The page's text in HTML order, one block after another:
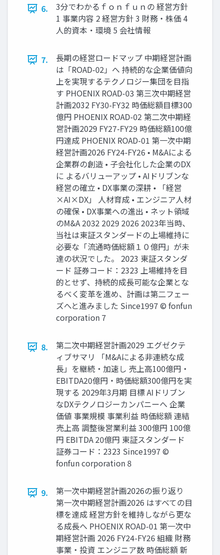
6.
3分でわかるｆｏｎｆｕｎの 経営方針
1 事業内容 2 経営方針 3 財務・株価 4
人的資本・環境 5 会社情報
7.
長期の経営ロードマップ 中期経営計画
は「ROAD-02」へ 持続的な企業価値向
上を実現するテクノロジー集団を目指
す PHOENIX ROAD-03 第三次中期経営
計画2032 FY30-FY32 時価総額目標300
億円 PHOENIX ROAD-02 第二次中期経
営計画2029 FY27-FY29 時価総額100億
円達成 PHOENIX ROAD-01 第一次中期
経営計画2026 FY24-FY26 • M&Aによる
企業群の創造 • 子会社化した企業のDX
に よるバリューアップ • AIドリブンな
経営の確立 • DX事業の深耕 • 「経営
×AI×DX」 人材育成 • エンジニア人材
の確保 • DX事業への進出 • ネット領域
のM&A 2032 2029 2026 2023年当時、
当社は東証スタンダードの上場維持に
必要な「流通時価総額１０億円」が未
達の状況でした。 2023 東証スタンダ
ード 証券コード：2323 上場維持を目
的とせず、持続的成長可能な企業とな
るべく変革を進め、計画は第二フェー
ズへと進みました Since1997 © fonfun
corporation 7
8.
第二次中期経営計画2029 エグゼクテ
ィブサマリ 「M&Aによる非連続な成
長」を継続・加速し 売上高100億円・
EBITDA20億円・時価総額300億円を実
現する 2029年3月期 目標 AIドリブン
なDXテクノロジーカンパニーへ 企業
価値 事業規模 事業利益 時価総額 連結
売上高 調整後営業利益 300億円 100億
円 EBITDA 20億円 東証スタンダード
証券コード：2323 Since1997 ©
fonfun corporation 8
9.
第一次中期経営計画2026の振り返り
第一次中期経営計画2026 はすべての目
標を達成 経営方針を維持しながら更な
る成長へ PHOENIX ROAD-01 第一次中
期経営計画 2026 FY24-FY26 組織 財務
事業・投資 エンジニア数 時価総額 新